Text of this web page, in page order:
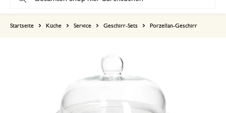
Startseite Küche Service Geschirr-Sets Porzellan-Geschirr